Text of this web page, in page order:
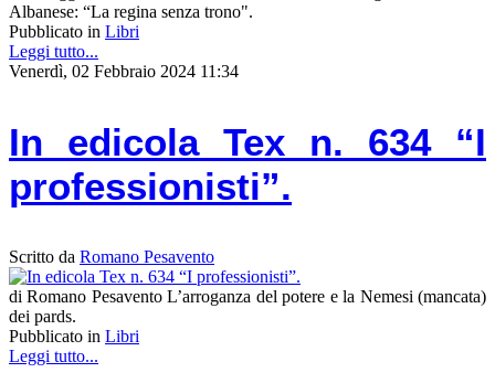
Albanese: “La regina senza trono".
Pubblicato in Libri
Leggi tutto...
Venerdì, 02 Febbraio 2024 11:34
In edicola Tex n. 634 “I
professionisti”.
Scritto da Romano Pesavento
di Romano Pesavento L’arroganza del potere e la Nemesi (mancata)
dei pards.
Pubblicato in Libri
Leggi tutto...